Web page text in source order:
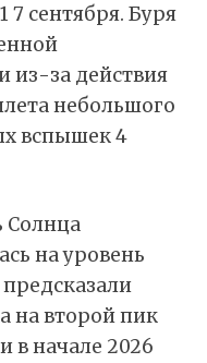
7 сентября. Буря
из-за действия
небольшого
вспышек 4
Солнца
на уровень
на второй пик
в начале 2026